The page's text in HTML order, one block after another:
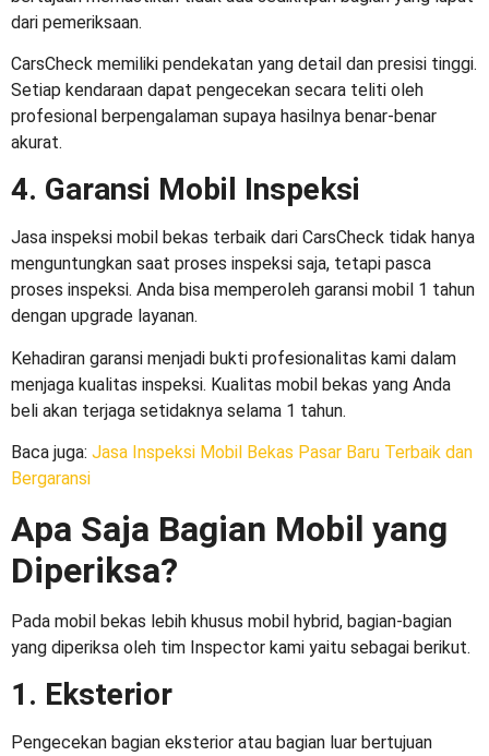
dari pemeriksaan.
CarsCheck memiliki pendekatan yang detail dan presisi tinggi.
Setiap kendaraan dapat pengecekan secara teliti oleh
profesional berpengalaman supaya hasilnya benar-benar
akurat.
4. Garansi Mobil Inspeksi
Jasa inspeksi mobil bekas terbaik dari CarsCheck tidak hanya
menguntungkan saat proses inspeksi saja, tetapi pasca
proses inspeksi. Anda bisa memperoleh garansi mobil 1 tahun
dengan upgrade layanan.
Kehadiran garansi menjadi bukti profesionalitas kami dalam
menjaga kualitas inspeksi. Kualitas mobil bekas yang Anda
beli akan terjaga setidaknya selama 1 tahun.
Baca juga: Jasa Inspeksi Mobil Bekas Pasar Baru Terbaik dan
Bergaransi
Apa Saja Bagian Mobil yang
Diperiksa?
Pada mobil bekas lebih khusus mobil hybrid, bagian-bagian
yang diperiksa oleh tim Inspector kami yaitu sebagai berikut.
1. Eksterior
Pengecekan bagian eksterior atau bagian luar bertujuan